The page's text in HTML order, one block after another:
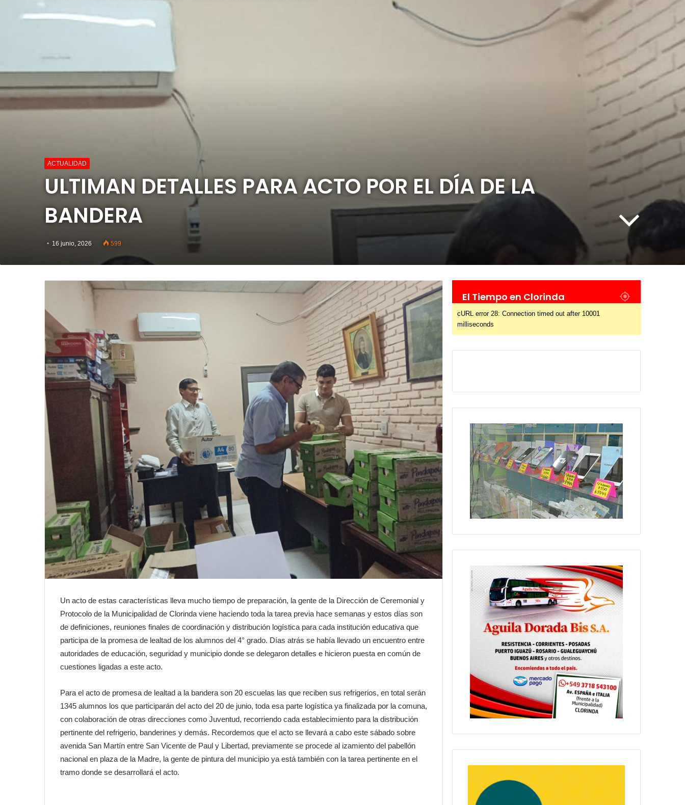
ACTUALIDAD
ULTIMAN DETALLES PARA ACTO POR EL DÍA DE LA
BANDERA
16 junio, 2026 599
Un acto de estas características lleva mucho tiempo de preparación, la gente de la Dirección de Ceremonial y
Protocolo de la Municipalidad de Clorinda viene haciendo toda la tarea previa hace semanas y estos días son
de definiciones, reuniones finales de coordinación y distribución logística para cada institución educativa que
participa de la promesa de lealtad de los alumnos del 4° grado. Días atrás se había llevado un encuentro entre
autoridades de educación, seguridad y municipio donde se delegaron detalles e hicieron puesta en común de
cuestiones ligadas a este acto.
Para el acto de promesa de lealtad a la bandera son 20 escuelas las que reciben sus refrigerios, en total serán
1345 alumnos los que participarán del acto del 20 de junio, toda esa parte logística ya finalizada por la comuna,
con colaboración de otras direcciones como Juventud, recorriendo cada establecimiento para la distribución
pertinente del refrigerio, banderines y demás. Recordemos que el acto se llevará a cabo este sábado sobre
avenida San Martín entre San Vicente de Paul y Libertad, previamente se procede al izamiento del pabellón
nacional en plaza de la Madre, la gente de pintura del municipio ya está también con la tarea pertinente en el
tramo donde se desarrollará el acto.
El Tiempo en Clorinda
cURL error 28: Connection timed out after 10001
milliseconds